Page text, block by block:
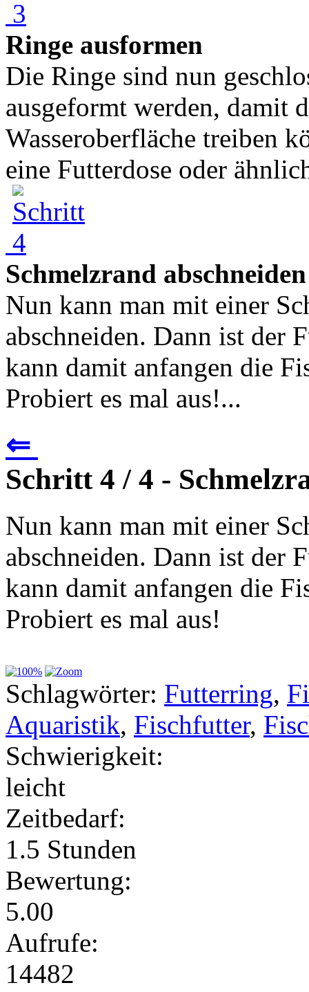
Ringe ausformen
Die Ringe sind nun
ausgeformt werden, damit
Wasseroberfläche treiben
eine Futterdose oder
Schmelzrand abschneiden
Nun kann man mit einer
abschneiden. Dann ist der
kann damit anfangen die
Probiert es mal aus!...
⇐
Schritt 4 / 4 -
Nun kann man mit einer
abschneiden. Dann ist der
kann damit anfangen die
Probiert es mal aus!
Schlagwörter: Futterring,
Aquaristik, Fischfutter,
Schwierigkeit:
leicht
Zeitbedarf:
1.5 Stunden
Bewertung:
5.00
Aufrufe:
14482